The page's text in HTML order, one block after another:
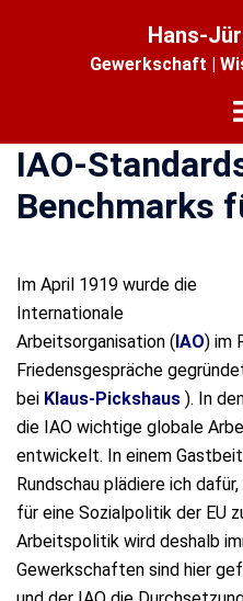
Hans-
Gewerkschaft |
IAO-
Benchmarks
Im April 1919 wurde die
Internationale
Arbeitsorganisation (IAO) im
Friedensgespräche
bei Klaus-Pickshaus ). In
die IAO wichtige globale
entwickelt. In einem
Rundschau plädiere ich
für eine Sozialpolitik der EU
Arbeitspolitik wird deshalb
Gewerkschaften sind hier